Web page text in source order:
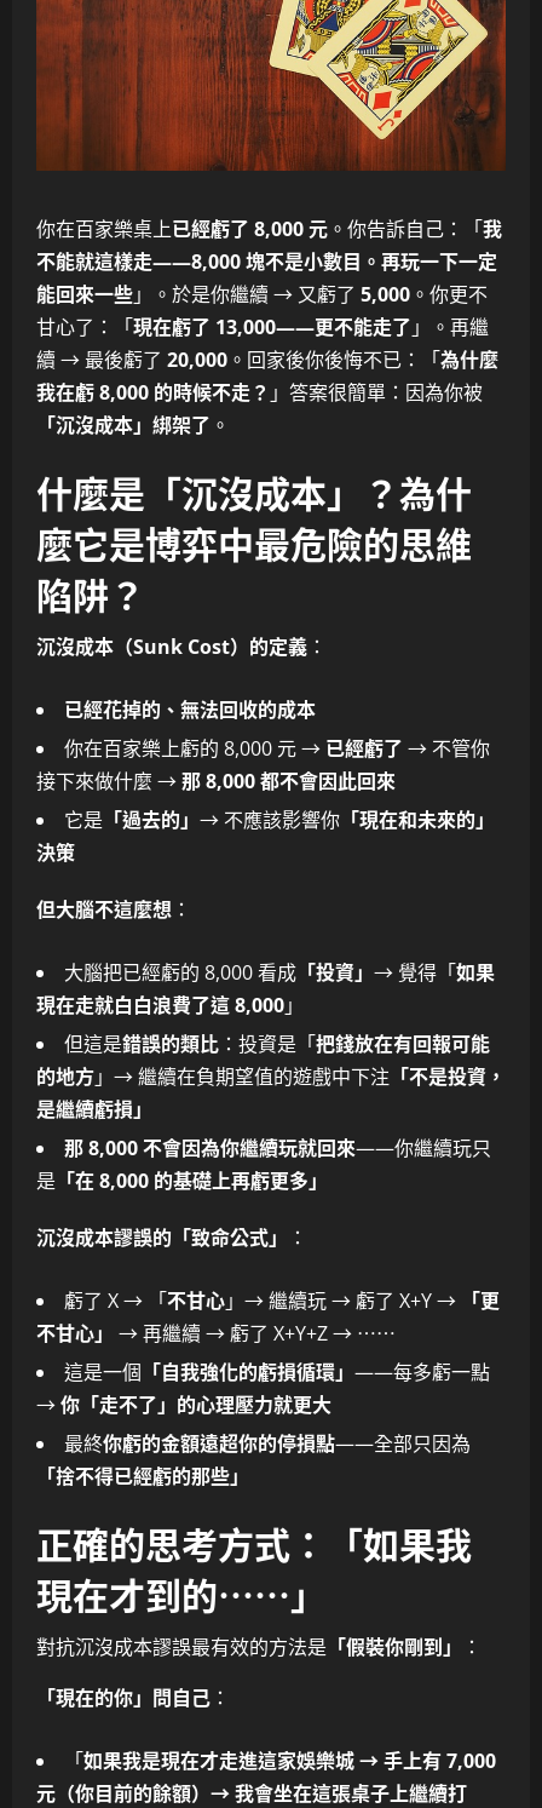
你在百家樂桌上已經虧了 8,000 元 。你告訴自己：「我
不能就這樣走——8,000 塊不是小數目。再玩一下一定
能回來一些」。於是你繼續 → 又虧了 5,000 。你更不
甘心了：「現在虧了 13,000——更不能走了 」。再繼
續 → 最後虧了 20,000 。回家後你後悔不已：「為什麼
我在虧 8,000 的時候不走？ 」答案很簡單：因為你被
「沉沒成本」綁架了 。
什麼是「沉沒成本」？為什
麼它是博弈中最危險的思維
陷阱？
沉沒成本（Sunk Cost）的定義 ：
已經花掉的、無法回收的成本
你在百家樂上虧的 8,000 元 → 已經虧了 → 不管你
接下來做什麼 →那 8,000 都不會因此回來
它是 「過去的」 → 不應該影響你 「現在和未來的」
決策
但大腦不這麼想 ：
大腦把已經虧的 8,000 看成 「投資」 → 覺得「如果
現在走就白白浪費了這 8,000」
但這是錯誤的類比 ：投資是「把錢放在有回報可能
的地方」→ 繼續在負期望值的遊戲中下注 「不是投資，
是繼續虧損」
那 8,000 不會因為你繼續玩就回來——你繼續玩只
是 「在 8,000 的基礎上再虧更多」
沉沒成本謬誤的「致命公式」 ：
虧了 X → 「不甘心」→ 繼續玩 → 虧了 X+Y →
「更
不甘心」
→ 再繼續 → 虧了 X+Y+Z → ⋯⋯
這是一個 「自我強化的虧損循環」 ——每多虧一點
→你「走不了」的心理壓力就更大
最終你虧的金額遠超你的停損點——全部只因為
「捨不得已經虧的那些」
正確的思考方式：「如果我
現在才到的⋯⋯」
對抗沉沒成本謬誤最有效的方法是 「假裝你剛到」
：
「現在的你」問自己 ：
「如果我是現在才走進這家娛樂城 → 手上有 7,000
元（你目前的餘額）→ 我會坐在這張桌子上繼續打